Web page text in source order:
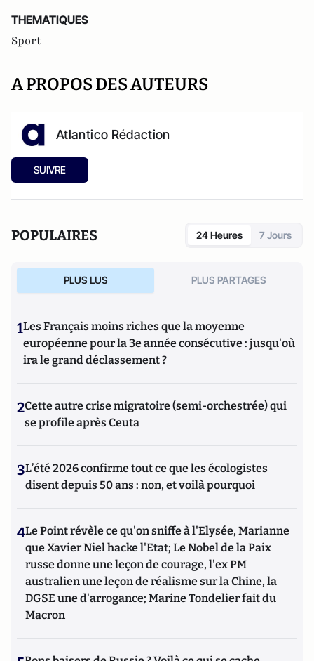
THEMATIQUES
Sport
A PROPOS DES AUTEURS
Atlantico Rédaction
SUIVRE
POPULAIRES 24 Heures 7 Jours
PLUS LUS PLUS PARTAGES
1Les Français moins riches que la moyenne
européenne pour la 3e année consécutive : jusqu'où
ira le grand déclassement ?
2Cette autre crise migratoire (semi-orchestrée) qui
se profile après Ceuta
3L’été 2026 confirme tout ce que les écologistes
disent depuis 50 ans : non, et voilà pourquoi
4Le Point révèle ce qu'on sniffe à l'Elysée, Marianne
que Xavier Niel hacke l'Etat; Le Nobel de la Paix
russe donne une leçon de courage, l'ex PM
australien une leçon de réalisme sur la Chine, la
DGSE une d'arrogance; Marine Tondelier fait du
Macron